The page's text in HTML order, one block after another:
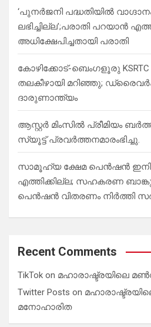
‘പുനർജനി പദ്ധതിയിൽ
ലഭിച്ചില്ല’;പരാതി പറയാൻ
അധിക്ഷേപിച്ചതായി പരാതി
കോഴിക്കോട്-ബെംഗളൂരു
തലകീഴായി മറിഞ്ഞു;
ദാരുണാന്ത്യം
ആസ്റ്റർ മിംസിൽ പ്രീമിയം
സ്യൂട്ട് പ്രവർത്തനമാരംഭിച്ചു.
സാമൂഹ്യ ക്ഷേമ പെൻഷൻ
എത്തിക്കില്ല; സഹകരണ
പെൻഷൻ വിതരണം നിർത്തി
Recent Comments
TikTok on മഹാരാഷ്ട്രയിലെ
Twitter Posts on
മനോഹാരിത